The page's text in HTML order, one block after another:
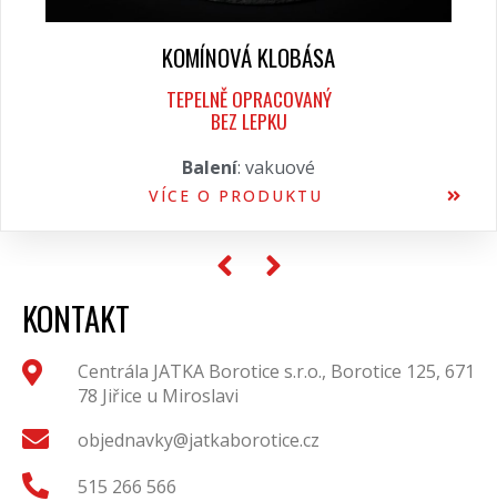
KOMÍNOVÁ KLOBÁSA
TEPELNĚ OPRACOVANÝ
BEZ LEPKU
Balení: vakuové
VÍCE O PRODUKTU
KONTAKT
Centrála JATKA Borotice s.r.o., Borotice 125, 671
78 Jiřice u Miroslavi
objednavky@jatkaborotice.cz
515 266 566